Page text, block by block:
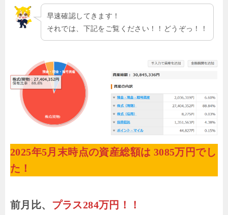
早速確認してきます！
それでは、下記をご覧ください！！どうぞっ！！
2025年5月末時点の資産総額は 3085万円でし
た！
前月比、 プラス284万円！！